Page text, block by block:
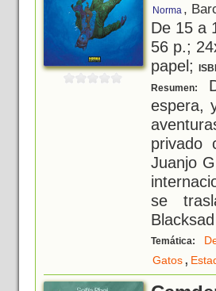
Norma ,
De 15 a
56 p.;
papel;
Resumen:
espera,
privado
Juanjo
se
Temática:
Gatos,